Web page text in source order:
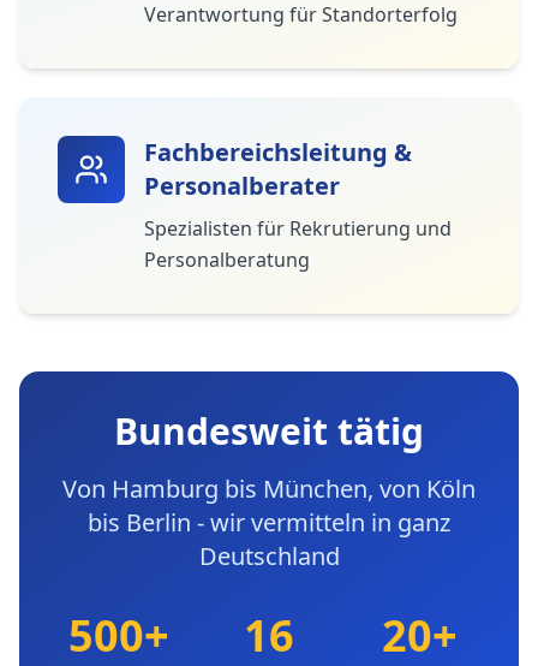
Verantwortung für Standorterfolg
Fachbereichsleitung &
Personalberater
Spezialisten für Rekrutierung und
Personalberatung
Bundesweit tätig
Von Hamburg bis München, von Köln
bis Berlin - wir vermitteln in ganz
Deutschland
500+ 16 20+